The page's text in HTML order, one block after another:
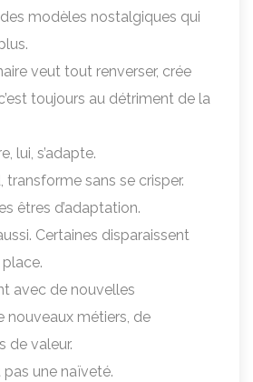
modèles nostalgiques qui
veut tout renverser, crée
toujours au détriment de la
lui, s’adapte.
transforme sans se crisper.
êtres d’adaptation.
Certaines disparaissent
avec de nouvelles
nouveaux métiers, de
de valeur.
pas une naïveté.